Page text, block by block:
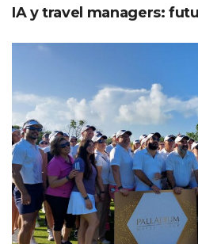
6 principios o
guiando el diseño de
acuerdo con el estudio:
El poder del juego. Para
IA y travel managers: